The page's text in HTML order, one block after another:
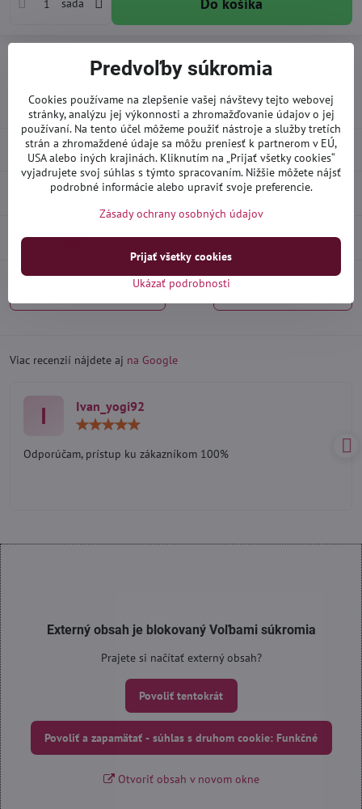
sada
Výrobca:Heko
Popis
Recenzie 0
Diskusia 0
Viac recenzií nájdete aj na Google
I Ivan_yogi92
5
Odporúčam, prístup ku zákazníkom 100%
Externý obsah je blokovaný Voľbami súkromia
Prajete si načítať externý obsah?
Povoliť tentokrát
Povoliť a zapamätať - súhlas s druhom cookie: Funkčné
Otvoriť obsah v novom okne
Predvoľby súkromia
Cookies používame na zlepšenie vašej návštevy tejto webovej
stránky, analýzu jej výkonnosti a zhromažďovanie údajov o jej
používaní. Na tento účel môžeme použiť nástroje a služby tretích
strán a zhromaždené údaje sa môžu preniesť k partnerom v EÚ,
USA alebo iných krajinách. Kliknutím na „Prijať všetky cookies“
vyjadrujete svoj súhlas s týmto spracovaním. Nižšie môžete nájsť
podrobné informácie alebo upraviť svoje preferencie.
Zásady ochrany osobných údajov
Ukázať podrobnosti
Prijať všetky cookies